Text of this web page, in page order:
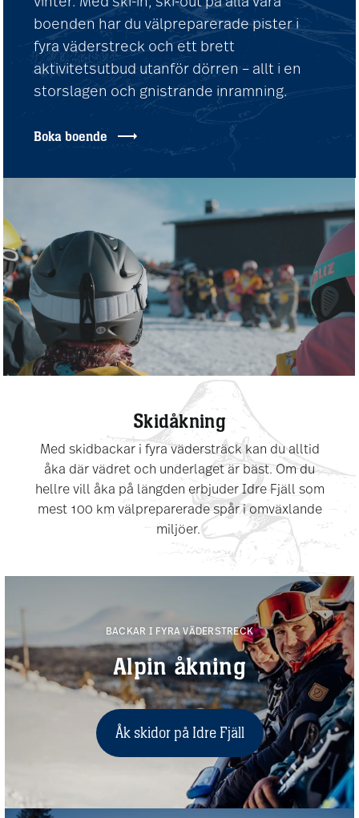
boenden har du välpreparerade pister i
fyra väderstreck och ett brett
aktivitetsutbud utanför dörren – allt i en
storslagen och gnistrande inramning.
Boka boende
Skidåkning
Med skidbackar i fyra vädersträck kan du alltid
åka där vädret och underlaget är bäst. Om du
hellre vill åka på längden erbjuder Idre Fjäll som
mest 100 km välpreparerade spår i omväxlande
miljöer.
BACKAR I FYRA VÄDERSTRECK
Alpin åkning
Åk skidor på Idre Fjäll